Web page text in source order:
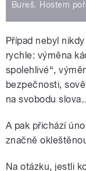
Bureš. Hostem
Případ nebyl
rychle: výměna
spolehlivé“,
bezpečnosti,
na svobodu
A pak přichází
značně
Na otázku, jestli